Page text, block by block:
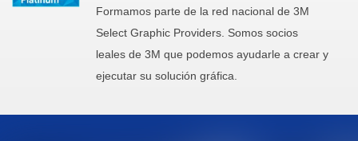
Formamos parte de la red nacional de 3M
Select Graphic Providers. Somos socios
leales de 3M que podemos ayudarle a crear y
ejecutar su solución gráfica.